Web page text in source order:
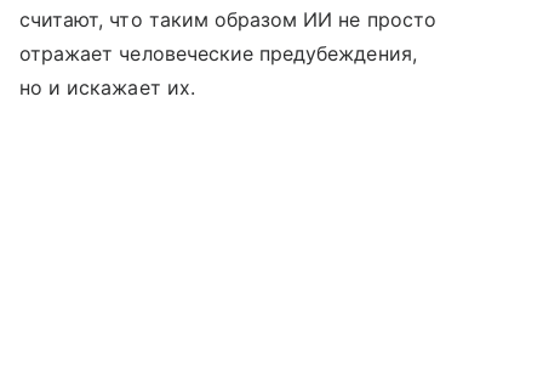
считают, что таким образом ИИ не просто
отражает человеческие предубеждения,
но и искажает их.